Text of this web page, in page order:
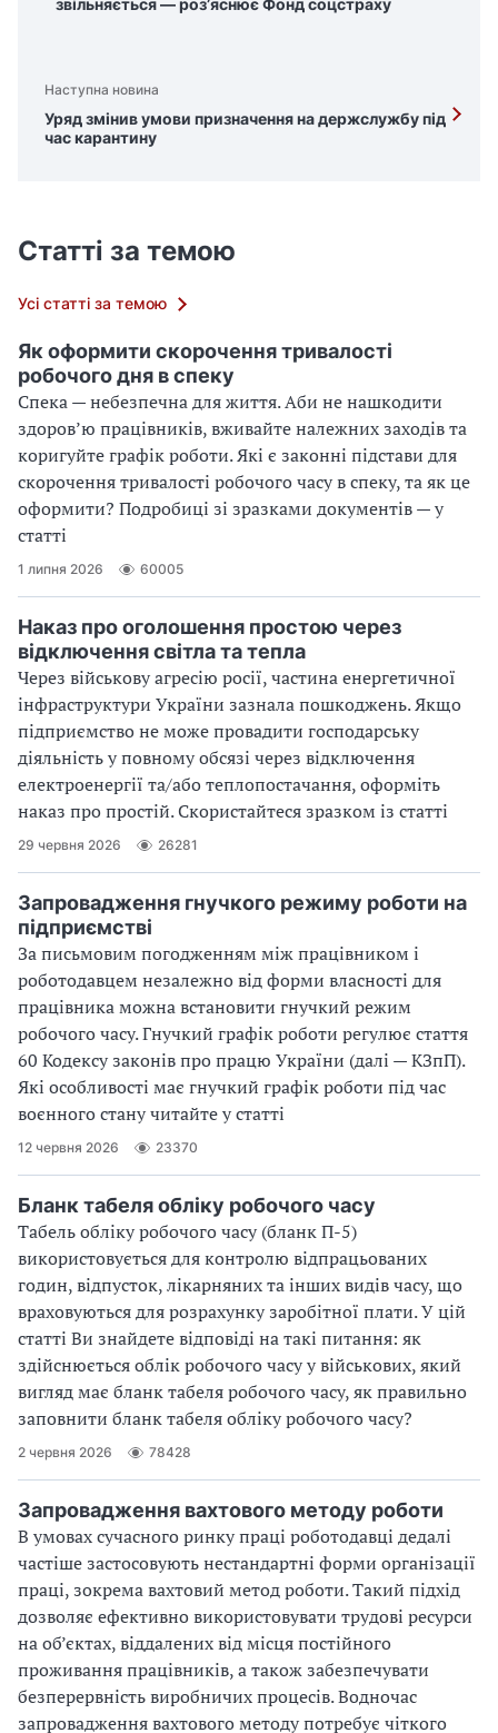
звільняється — роз’яснює Фонд соцстраху
Наступна новина
Уряд змінив умови призначення на держслужбу під
час карантину
Статті за темою
Усі статті за темою
Як оформити скорочення тривалості
робочого дня в спеку
Спека — небезпечна для життя. Аби не нашкодити
здоров’ю працівників, вживайте належних заходів та
коригуйте графік роботи. Які є законні підстави для
скорочення тривалості робочого часу в спеку, та як це
оформити? Подробиці зі зразками документів — у
статті
1 липня 2026 60005
Наказ про оголошення простою через
відключення світла та тепла
Через військову агресію росії, частина енергетичної
інфраструктури України зазнала пошкоджень. Якщо
підприємство не може провадити господарську
діяльність у повному обсязі через відключення
електроенергії та/або теплопостачання, оформіть
наказ про простій. Скористайтеся зразком із статті
29 червня 2026 26281
Запровадження гнучкого режиму роботи на
підприємстві
За письмовим погодженням між працівником і
роботодавцем незалежно від форми власності для
працівника можна встановити гнучкий режим
робочого часу. Гнучкий графік роботи регулює стаття
60 Кодексу законів про працю України (далі — КЗпП).
Які особливості має гнучкий графік роботи під час
воєнного стану читайте у статті
12 червня 2026 23370
Бланк табеля обліку робочого часу
Табель обліку робочого часу (бланк П-5)
використовується для контролю відпрацьованих
годин, відпусток, лікарняних та інших видів часу, що
враховуються для розрахунку заробітної плати. У цій
статті Ви знайдете відповіді на такі питання: як
здійснюється облік робочого часу у військових, який
вигляд має бланк табеля робочого часу, як правильно
заповнити бланк табеля обліку робочого часу?
2 червня 2026 78428
Запровадження вахтового методу роботи
В умовах сучасного ринку праці роботодавці дедалі
частіше застосовують нестандартні форми організації
праці, зокрема вахтовий метод роботи. Такий підхід
дозволяє ефективно використовувати трудові ресурси
на об’єктах, віддалених від місця постійного
проживання працівників, а також забезпечувати
безперервність виробничих процесів. Водночас
запровадження вахтового методу потребує чіткого